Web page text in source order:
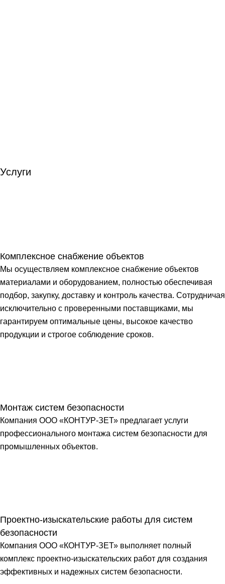
Услуги
Комплексное снабжение объектов
Мы осуществляем комплексное снабжение объектов
материалами и оборудованием, полностью обеспечивая
подбор, закупку, доставку и контроль качества. Сотрудничая
исключительно с проверенными поставщиками, мы
гарантируем оптимальные цены, высокое качество
продукции и строгое соблюдение сроков.
Монтаж систем безопасности
Компания ООО «КОНТУР-ЗЕТ» предлагает услуги
профессионального монтажа систем безопасности для
промышленных объектов.
Проектно-изыскательские работы для систем
безопасности
Компания ООО «КОНТУР-ЗЕТ» выполняет полный
комплекс проектно-изыскательских работ для создания
эффективных и надежных систем безопасности.